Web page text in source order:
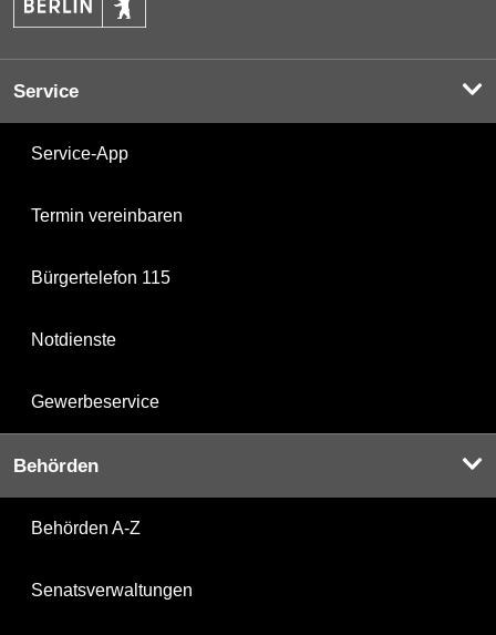
Service
Service-App
Termin vereinbaren
Bürgertelefon 115
Notdienste
Gewerbeservice
Behörden
Behörden A-Z
Senatsverwaltungen